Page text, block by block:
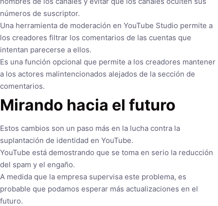
números de suscriptor.
Una herramienta de moderación en YouTube Studio permite a
los creadores filtrar los comentarios de las cuentas que
intentan parecerse a ellos.
Es una función opcional que permite a los creadores mantener
a los actores malintencionados alejados de la sección de
comentarios.
Mirando hacia el futuro
Estos cambios son un paso más en la lucha contra la
suplantación de identidad en YouTube.
YouTube está demostrando que se toma en serio la reducción
del spam y el engaño.
A medida que la empresa supervisa este problema, es
probable que podamos esperar más actualizaciones en el
futuro.